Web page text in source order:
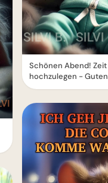
Schönen Abend!
hochzulegen -